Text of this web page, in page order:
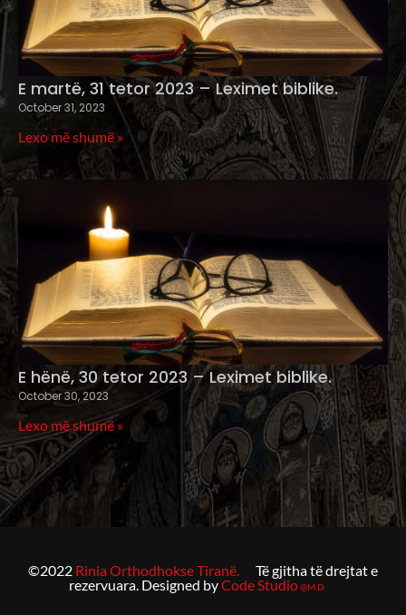
E martë, 31 tetor 2023 – Leximet biblike.
October 31, 2023
Lexo më shumë »
E hënë, 30 tetor 2023 – Leximet biblike.
October 30, 2023
Lexo më shumë »
©2022 Rinia Orthodhokse Tiranë.
Të gjitha të drejtat e
rezervuara. Designed byCode Studio @M.D